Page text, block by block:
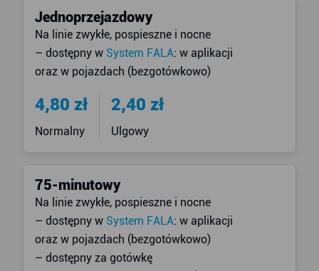
Jednoprzejazdowy
Na linie zwykłe, pospieszne i nocne
– dostępny w System FALA: w aplikacji
oraz w pojazdach (bezgotówkowo)
4,80 zł
Normalny
2,40 zł
Ulgowy
75-minutowy
Na linie zwykłe, pospieszne i nocne
– dostępny w System FALA: w aplikacji
oraz w pojazdach (bezgotówkowo)
– dostępny za gotówkę